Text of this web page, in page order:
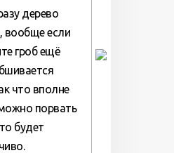
дерево
вообще если
гроб ещё
что вполне
порвать
будет